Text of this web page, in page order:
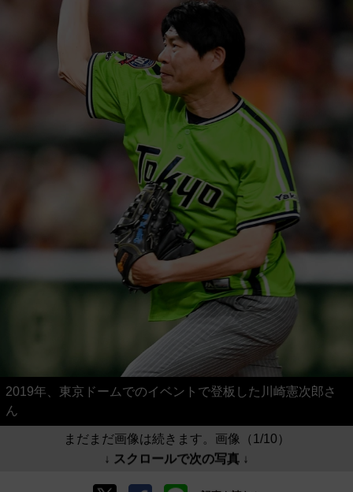
2019年、東京ドームでのイベントで登板した川崎憲次郎さ
ん
まだまだ画像は続きます。画像（1/10）
↓ スクロールで次の写真 ↓